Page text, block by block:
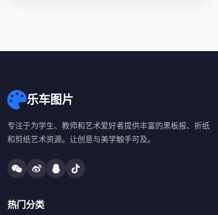
乐车图片
专注于为学生、教师和艺术爱好者提供丰富的黑板报、折纸
和剪纸艺术资源。让创意与美学触手可及。
热门分类